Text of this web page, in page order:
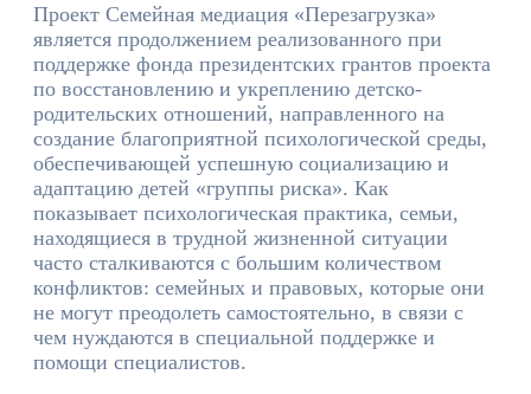
Проект Семейная медиация «Перезагрузка»
является продолжением реализованного при
поддержке фонда президентских грантов проекта
по восстановлению и укреплению детско-
родительских отношений, направленного на
создание благоприятной психологической среды,
обеспечивающей успешную социализацию и
адаптацию детей «группы риска». Как
показывает психологическая практика, семьи,
находящиеся в трудной жизненной ситуации
часто сталкиваются с большим количеством
конфликтов: семейных и правовых, которые они
не могут преодолеть самостоятельно, в связи с
чем нуждаются в специальной поддержке и
помощи специалистов.